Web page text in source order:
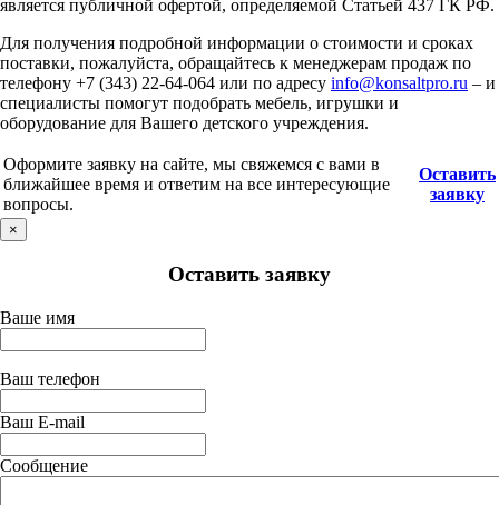
является публичной офертой, определяемой Статьей 437 ГК РФ.
Для получения подробной информации о стоимости и сроках
поставки, пожалуйста, обращайтесь к менеджерам продаж по
телефону +7 (343) 22-64-064 или по адресу info@konsaltpro.ru – и
специалисты помогут подобрать мебель, игрушки и
оборудование для Вашего детского учреждения.
Оформите заявку на сайте, мы свяжемся с вами в
ближайшее время и ответим на все интересующие
вопросы.
Оставить
заявку
×
Оставить заявку
Ваше имя
Ваш телефон
Ваш E-mail
Сообщение